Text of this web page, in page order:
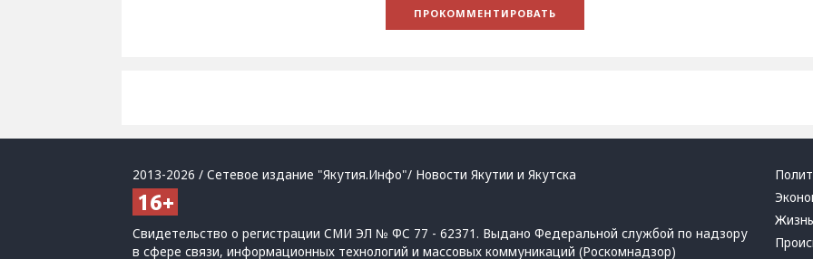
2013-2026 / Сетевое издание "Якутия.Инфо"/ Новости Якутии и Якутска
Свидетельство о регистрации СМИ ЭЛ № ФС 77 - 62371. Выдано Федеральной службой по надзору
в сфере связи, информационных технологий и массовых коммуникаций (Роскомнадзор)